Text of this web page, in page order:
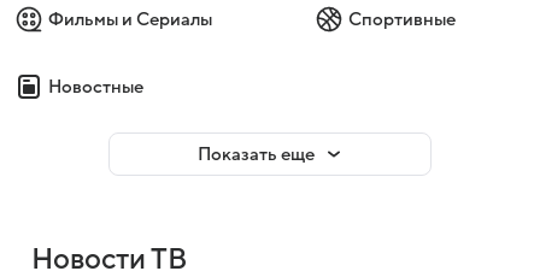
Фильмы и Сериалы Спортивные
Новостные
Показать еще
Новости ТВ